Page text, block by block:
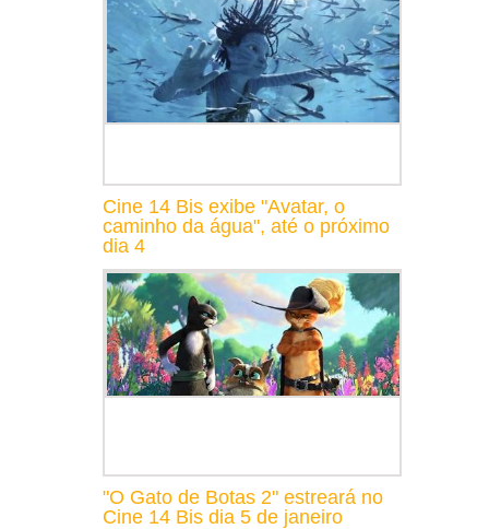
Cine 14 Bis exibe "Avatar, o
caminho da água", até o próximo
dia 4
"O Gato de Botas 2" estreará no
Cine 14 Bis dia 5 de janeiro